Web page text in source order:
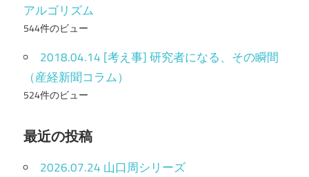
アルゴリズム
544件のビュー
2018.04.14 [考え事] 研究者になる、その瞬間
（産経新聞コラム）
524件のビュー
最近の投稿
2026.07.24 山口周シリーズ